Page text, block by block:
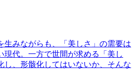
生みながらも、「美しさ」の需要は
現代。一方で世間が求める「美し
し、形骸化してはいないか、そんな